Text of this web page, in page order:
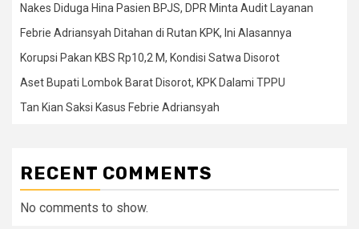
Nakes Diduga Hina Pasien BPJS, DPR Minta Audit Layanan
Febrie Adriansyah Ditahan di Rutan KPK, Ini Alasannya
Korupsi Pakan KBS Rp10,2 M, Kondisi Satwa Disorot
Aset Bupati Lombok Barat Disorot, KPK Dalami TPPU
Tan Kian Saksi Kasus Febrie Adriansyah
RECENT COMMENTS
No comments to show.